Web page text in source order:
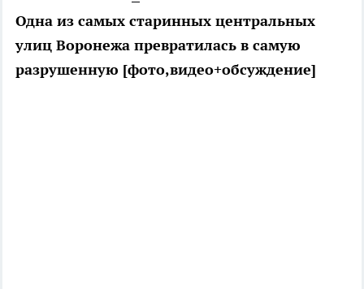
Одна из самых старинных центральных
улиц Воронежа превратилась в самую
разрушенную [фото,видео+обсуждение]